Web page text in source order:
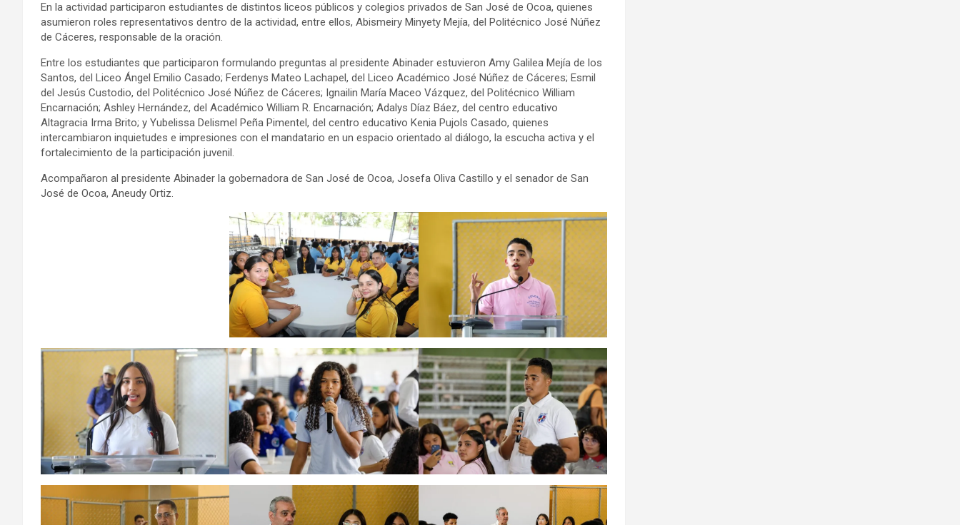
En la actividad participaron estudiantes de distintos liceos públicos y colegios privados de San José de Ocoa, quienes
asumieron roles representativos dentro de la actividad, entre ellos, Abismeiry Minyety Mejía, del Politécnico José Núñez
de Cáceres, responsable de la oración.
Entre los estudiantes que participaron formulando preguntas al presidente Abinader estuvieron Amy Galilea Mejía de los
Santos, del Liceo Ángel Emilio Casado; Ferdenys Mateo Lachapel, del Liceo Académico José Núñez de Cáceres; Esmil
del Jesús Custodio, del Politécnico José Núñez de Cáceres; Ignailin María Maceo Vázquez, del Politécnico William
Encarnación; Ashley Hernández, del Académico William R. Encarnación; Adalys Díaz Báez, del centro educativo
Altagracia Irma Brito; y Yubelissa Delismel Peña Pimentel, del centro educativo Kenia Pujols Casado, quienes
intercambiaron inquietudes e impresiones con el mandatario en un espacio orientado al diálogo, la escucha activa y el
fortalecimiento de la participación juvenil.
Acompañaron al presidente Abinader la gobernadora de San José de Ocoa, Josefa Oliva Castillo y el senador de San
José de Ocoa, Aneudy Ortiz.